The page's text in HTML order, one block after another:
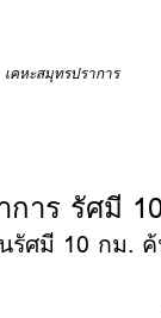
เคหะสมุทรปราการ
การ รัศมี
รัศมี 10 กม.